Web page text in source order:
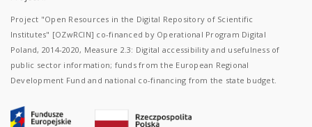
Project "Open Resources in the Digital Repository of Scientific
Institutes" [OZwRCIN] co-financed by Operational Program Digital
Poland, 2014-2020, Measure 2.3: Digital accessibility and usefulness of
public sector information; funds from the European Regional
Development Fund and national co-financing from the state budget.